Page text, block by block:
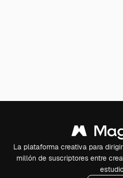
La plataforma creativa para
millón de suscriptores entre